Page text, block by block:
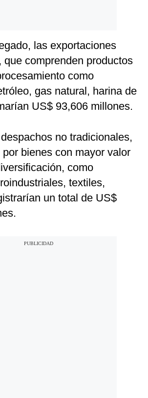
las exportaciones
que comprenden productos
como
gas natural, harina de
US$ 93,606 millones.
no tradicionales,
bienes con mayor valor
como
textiles,
un total de US$